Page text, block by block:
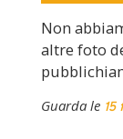
Non
altre foto
Guarda le 15